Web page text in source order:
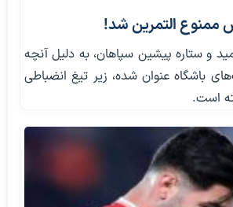
ممنوع التمرین شد!
و ستاره پیشین سپاهان، به دلیل آنچه
باشگاه عنوان شده، زیر تیغ انضباطی
است.